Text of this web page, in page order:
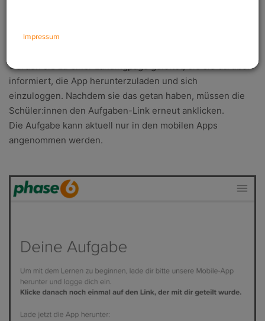
Falls die Schüler:innen den Link öffnen, ohne dass sie die
werden sie zu einer Landingpage geleitet, die sie darüber
informiert, die App herunterzuladen und sich
einzuloggen. Nachdem sie das getan haben, müssen die
Schüler:innen den Aufgaben-Link erneut anklicken.
Die Aufgabe kann aktuell nur in den mobilen Apps
angenommen werden.